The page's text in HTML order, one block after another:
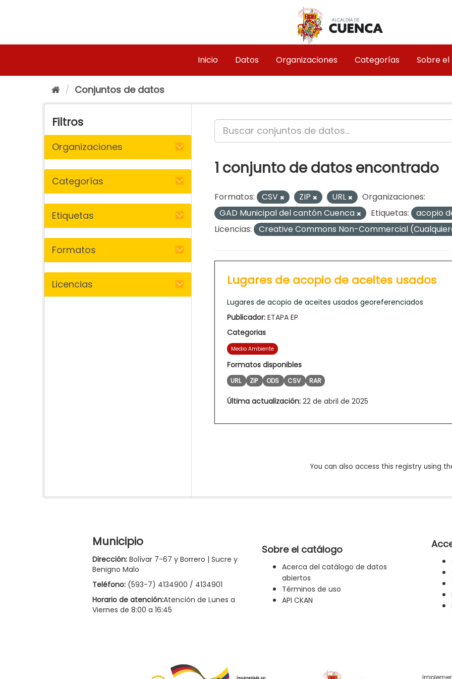
Inicio Datos Organizaciones Categorías Sobre
Conjuntos de datos
Filtros
Organizaciones
Categorías
Etiquetas
Formatos
Licencias
1 conjunto de datos encontrado
Formatos: CSV ZIP URL
Organizaciones:
GAD Municipal del cantón Cuenca
Etiquetas:
acopio
Licencias:
Creative Commons Non-Commercial
Lugares de acopio de aceites usados
Lugares de acopio de aceites usados georeferenciados
Publicador: ETAPA EP
Categorias
Medio Ambiente
Formatos disponibles
URL ZIP ODS CSV RAR
Última actualización: 22 de abril de 2025
You can also access this registry using
Municipio
Dirección: Bolívar 7-67 y Borrero | Sucre y
Benigno Malo
Teléfono: (593-7) 4134900 / 4134901
Horario de atención:Atención de Lunes a
Viernes de 8:00 a 16:45
Sobre el catálogo
Acerca del catálogo de datos
abiertos
Términos de uso
API CKAN